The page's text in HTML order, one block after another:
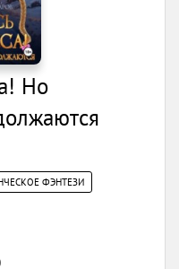
Но
ФЭНТЕЗИ